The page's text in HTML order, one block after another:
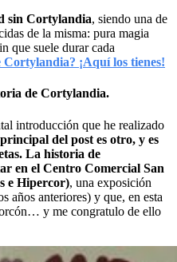
sin Cortylandia, siendo una de
de la misma: pura magia
que suele durar cada
¡Aquí los tienes!
de Cortylandia.
introducción que he realizado
del post es otro, y es
La historia de
en el Centro Comercial San
e Hipercor), una exposición
años anteriores) y que, en esta
y me congratulo de ello